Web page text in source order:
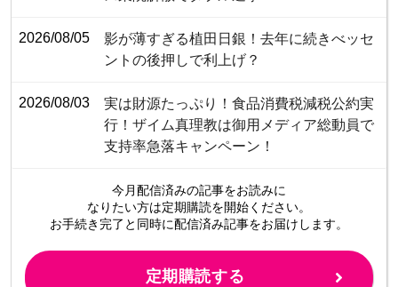
2026/08/05
影が薄すぎる植田日銀！去年に続きべッセ
ントの後押しで利上げ？
2026/08/03
​​​​​​​​​​​​​​​​​​​​​​​​​​実は財源たっぷり！食品消費税減税公約実
行！ザイム真理教は御用メディア総動員で
支持率急落キャンペーン！
今月配信済みの記事をお読みに
なりたい方は定期購読を開始ください。
お手続き完了と同時に配信済み記事をお届けします。
定期購読する